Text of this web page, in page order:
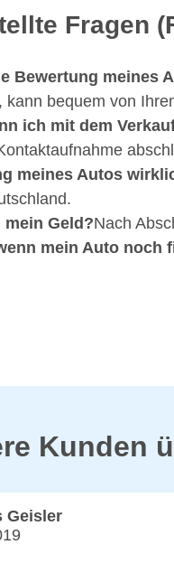
Fragen
Bewertung meines
kann bequem von
ich mit dem
meines Autos
mein Geld?Nach
mein Auto noch
Kunden
Geisler